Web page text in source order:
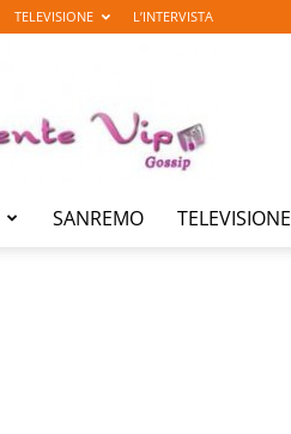
TELEVISIONE L’INTERVISTA
SANREMO TELEVISIONE